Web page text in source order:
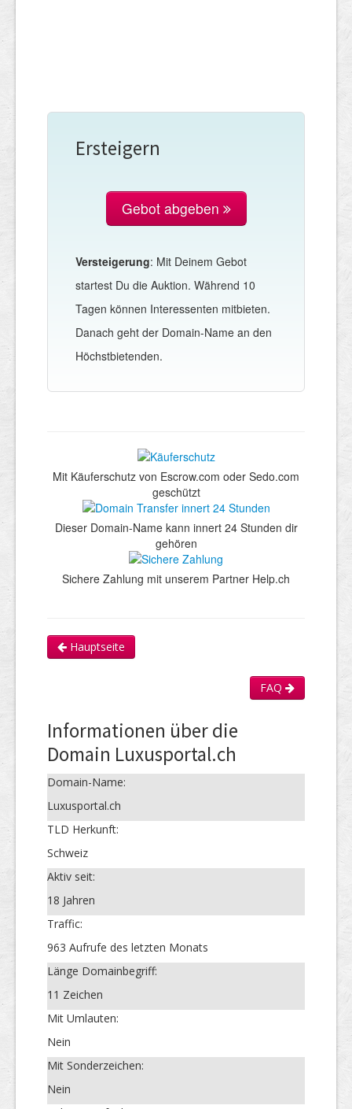
Ersteigern
Gebot abgeben
Versteigerung: Mit Deinem Gebot
startest Du die Auktion. Während 10
Tagen können Interessenten mitbieten.
Danach geht der Domain-Name an den
Höchstbietenden.
Mit Käuferschutz von Escrow.com oder Sedo.com
geschützt
Dieser Domain-Name kann innert 24 Stunden dir
gehören
Sichere Zahlung mit unserem Partner Help.ch
Hauptseite
FAQ
Informationen über die
Domain Luxusportal.ch
Domain-Name:
Luxusportal.ch
TLD Herkunft:
Schweiz
Aktiv seit:
18 Jahren
Traffic:
963 Aufrufe des letzten Monats
Länge Domainbegriff:
11 Zeichen
Mit Umlauten:
Nein
Mit Sonderzeichen:
Nein